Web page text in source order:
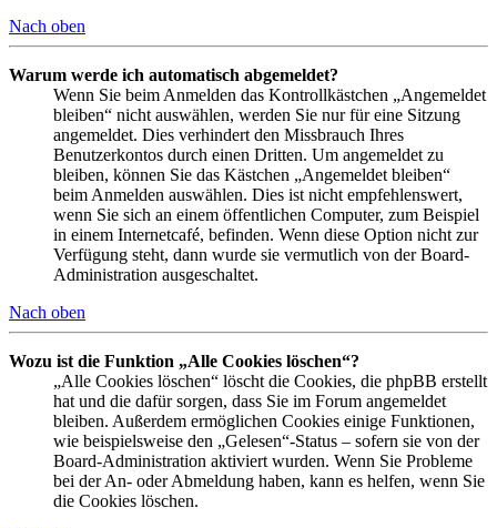
Nach oben
Warum werde ich automatisch abgemeldet?
Wenn Sie beim Anmelden das Kontrollkästchen „Angemeldet
bleiben“ nicht auswählen, werden Sie nur für eine Sitzung
angemeldet. Dies verhindert den Missbrauch Ihres
Benutzerkontos durch einen Dritten. Um angemeldet zu
bleiben, können Sie das Kästchen „Angemeldet bleiben“
beim Anmelden auswählen. Dies ist nicht empfehlenswert,
wenn Sie sich an einem öffentlichen Computer, zum Beispiel
in einem Internetcafé, befinden. Wenn diese Option nicht zur
Verfügung steht, dann wurde sie vermutlich von der Board-
Administration ausgeschaltet.
Nach oben
Wozu ist die Funktion „Alle Cookies löschen“?
„Alle Cookies löschen“ löscht die Cookies, die phpBB erstellt
hat und die dafür sorgen, dass Sie im Forum angemeldet
bleiben. Außerdem ermöglichen Cookies einige Funktionen,
wie beispielsweise den „Gelesen“-Status – sofern sie von der
Board-Administration aktiviert wurden. Wenn Sie Probleme
bei der An- oder Abmeldung haben, kann es helfen, wenn Sie
die Cookies löschen.